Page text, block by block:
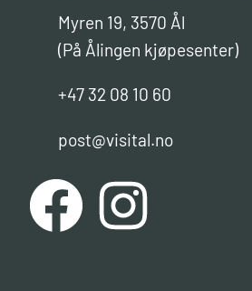
Myren 19, 3570 Ål
(På Ålingen kjøpesenter)
+47 32 08 10 60
post@visital.no